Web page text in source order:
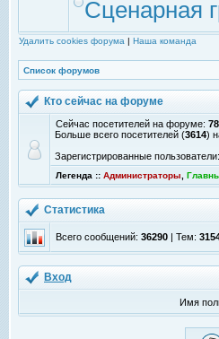
Сценарная
Удалить cookies форума | Наша команда
Список форумов
Кто сейчас на форуме
Сейчас посетителей на форуме:
Больше всего посетителей (3614)
Зарегистрированные пользователи:
Легенда :: Администраторы
Статистика
Всего сообщений: 36290 | Тем:
Вход
Имя